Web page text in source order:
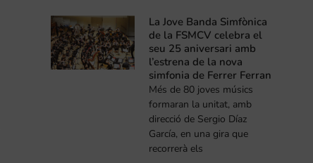
La Jove Banda Simfònica
de la FSMCV celebra el
seu 25 aniversari amb
l’estrena de la nova
simfonia de Ferrer Ferran
Més de 80 joves músics
formaran la unitat, amb
direcció de Sergio Díaz
García, en una gira que
recorrerà els